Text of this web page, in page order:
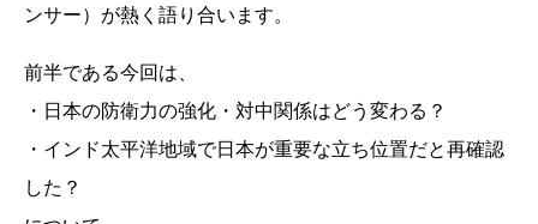
ンサー）が熱く語り合います。
前半である今回は、
・日本の防衛力の強化・対中関係はどう変わる？
・インド太平洋地域で日本が重要な立ち位置だと再確認
した？